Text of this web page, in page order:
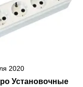
2020
Установочные